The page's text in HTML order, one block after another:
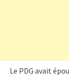
Le PDG avait